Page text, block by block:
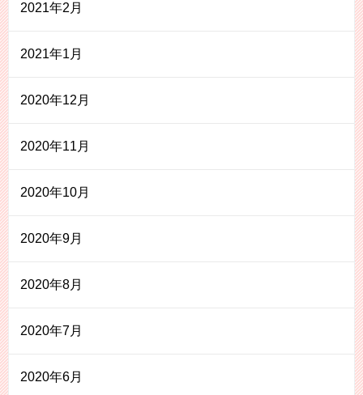
2021年2月
2021年1月
2020年12月
2020年11月
2020年10月
2020年9月
2020年8月
2020年7月
2020年6月